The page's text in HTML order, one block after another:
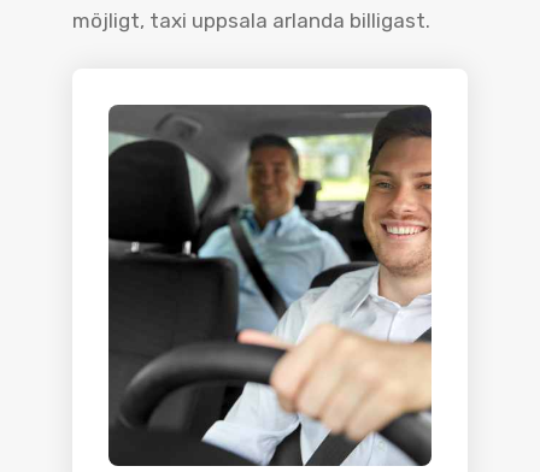
möjligt, taxi uppsala arlanda billigast.